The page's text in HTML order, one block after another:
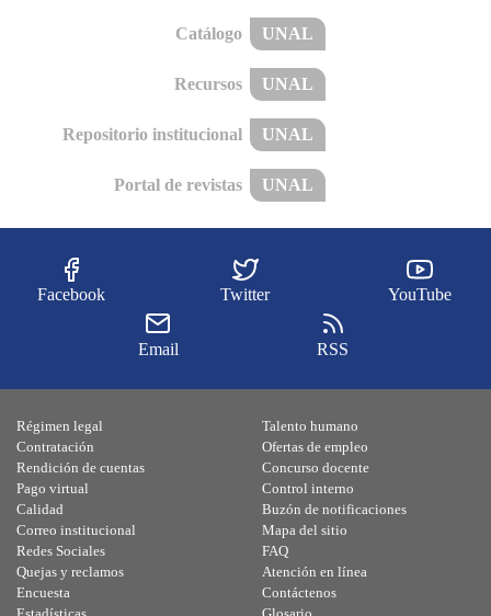
Catálogo UNAL
Recursos UNAL
Repositorio institucional UNAL
Portal de revistas UNAL
Facebook Twitter YouTube
Email RSS
Régimen legal
Contratación
Rendición de cuentas
Pago virtual
Calidad
Talento humano
Ofertas de empleo
Concurso docente
Control interno
Buzón de notificaciones
Correo institucional
Redes Sociales
Quejas y reclamos
Encuesta
Mapa del sitio
FAQ
Atención en línea
Contáctenos